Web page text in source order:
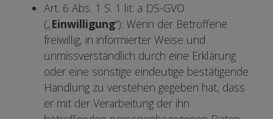
Art. 6 Abs. 1 S. 1 lit. a DS-GVO
(„Einwilligung“): Wenn der Betroffene
freiwillig, in informierter Weise und
unmissverständlich durch eine Erklärung
oder eine sonstige eindeutige bestätigende
Handlung zu verstehen gegeben hat, dass
er mit der Verarbeitung der ihn